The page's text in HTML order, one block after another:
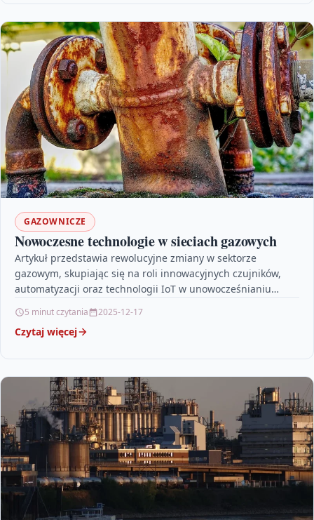
GAZOWNICZE
Nowoczesne technologie w sieciach gazowych
Artykuł przedstawia rewolucyjne zmiany w sektorze
gazowym, skupiając się na roli innowacyjnych czujników,
automatyzacji oraz technologii IoT w unowocześnianiu
5 minut czytania 2025-12-17
Czytaj więcej